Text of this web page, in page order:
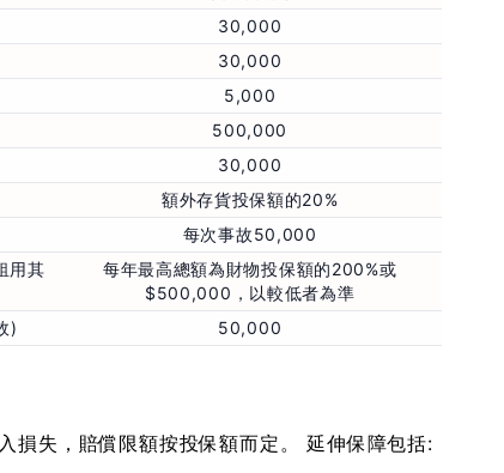
30,000
30,000
5,000
500,000
30,000
額外存貨投保額的20%
每次事故50,000
用其
每年最高總額為財物投保額的200%或
$500,000，以較低者為準
)
50,000
損失，賠償限額按投保額而定。 延伸保障包括: